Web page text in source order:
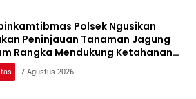
Polsek Ngusikan
Peninjauan Tanaman Jagung
Rangka Mendukung Ketahanan
7 Agustus 2026